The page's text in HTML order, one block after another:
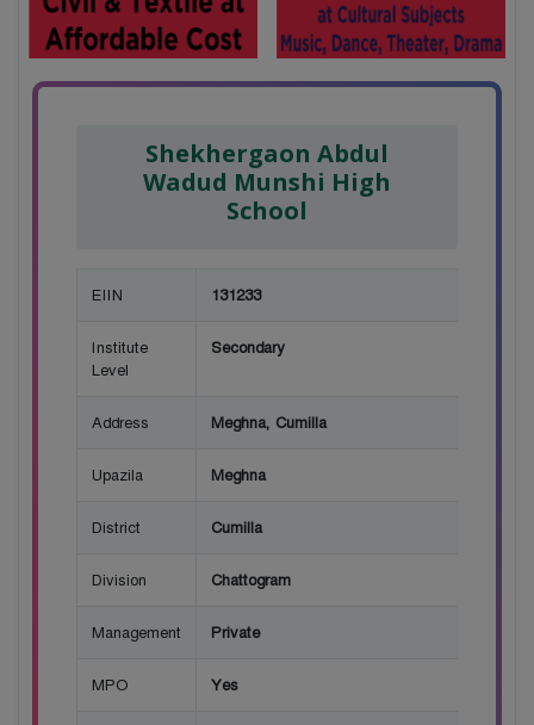
Shekhergaon Abdul
Wadud Munshi High
School
EIIN 131233
Institute
Level
Secondary
Address Meghna, Cumilla
Upazila Meghna
District Cumilla
Division Chattogram
Management Private
MPO Yes